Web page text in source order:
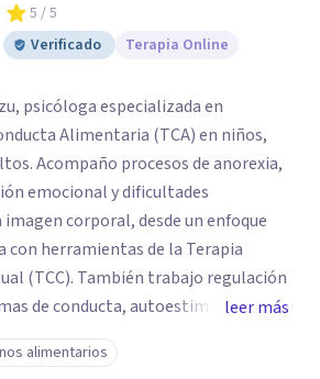
5 / 5
Verificado
Terapia Online
psicóloga especializada en
Alimentaria (TCA) en niños,
Acompaño procesos de anorexia,
emocional y dificultades
corporal, desde un enfoque
con herramientas de la Terapia
regulación
de conducta, autoestima y
sociales y emocionales en
Me mantengo en constante
leer más
alimentarios